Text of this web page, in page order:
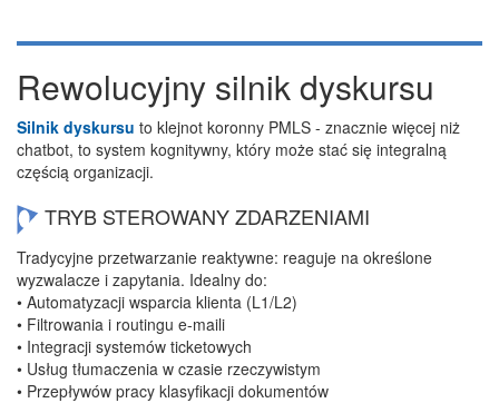
Rewolucyjny silnik dyskursu
Silnik dyskursu to klejnot koronny PMLS - znacznie więcej niż
chatbot, to system kognitywny, który może stać się integralną
częścią organizacji.
TRYB STEROWANY ZDARZENIAMI
Tradycyjne przetwarzanie reaktywne: reaguje na określone
wyzwalacze i zapytania. Idealny do:
• Automatyzacji wsparcia klienta (L1/L2)
• Filtrowania i routingu e-maili
• Integracji systemów ticketowych
• Usług tłumaczenia w czasie rzeczywistym
• Przepływów pracy klasyfikacji dokumentów